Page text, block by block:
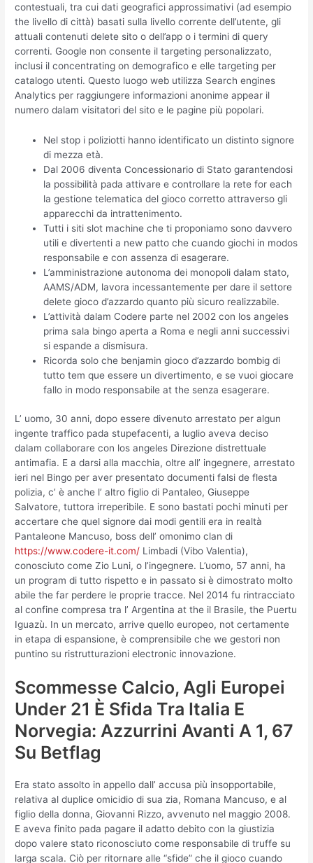
contestuali, tra cui dati geografici approssimativi (ad esempio
the livello di città) basati sulla livello corrente dell’utente, gli
attuali contenuti delete sito o dell’app o i termini di query
correnti. Google non consente il targeting personalizzato,
inclusi il concentrating on demografico e elle targeting per
catalogo utenti. Questo luogo web utilizza Search engines
Analytics per raggiungere informazioni anonime appear il
numero dalam visitatori del sito e le pagine più popolari.
Nel stop i poliziotti hanno identificato un distinto signore
di mezza età.
Dal 2006 diventa Concessionario di Stato garantendosi
la possibilità pada attivare e controllare la rete for each
la gestione telematica del gioco corretto attraverso gli
apparecchi da intrattenimento.
Tutti i siti slot machine che ti proponiamo sono davvero
utili e divertenti a new patto che cuando giochi in modos
responsabile e con assenza di esagerare.
L’amministrazione autonoma dei monopoli dalam stato,
AAMS/ADM, lavora incessantemente per dare il settore
delete gioco d’azzardo quanto più sicuro realizzabile.
L’attività dalam Codere parte nel 2002 con los angeles
prima sala bingo aperta a Roma e negli anni successivi
si espande a dismisura.
Ricorda solo che benjamin gioco d’azzardo bombig di
tutto tem que essere un divertimento, e se vuoi giocare
fallo in modo responsabile at the senza esagerare.
L’ uomo, 30 anni, dopo essere divenuto arrestato per algun
ingente traffico pada stupefacenti, a luglio aveva deciso
dalam collaborare con los angeles Direzione distrettuale
antimafia. E a darsi alla macchia, oltre all’ ingegnere, arrestato
ieri nel Bingo per aver presentato documenti falsi de flesta
polizia, c’ è anche l’ altro figlio di Pantaleo, Giuseppe
Salvatore, tuttora irreperibile. E sono bastati pochi minuti per
accertare che quel signore dai modi gentili era in realtà
Pantaleone Mancuso, boss dell’ omonimo clan di
https://www.codere-it.com/ Limbadi (Vibo Valentia),
conosciuto come Zio Luni, o l’ingegnere. L’uomo, 57 anni, ha
un program di tutto rispetto e in passato si è dimostrato molto
abile the far perdere le proprie tracce. Nel 2014 fu rintracciato
al confine compresa tra l’ Argentina at the il Brasile, the Puertu
Iguazù. In un mercato, arrive quello europeo, not certamente
in etapa di espansione, è comprensibile che we gestori non
puntino su ristrutturazioni electronic innovazione.
Scommesse Calcio, Agli Europei
Under 21 È Sfida Tra Italia E
Norvegia: Azzurrini Avanti A 1, 67
Su Betflag
Era stato assolto in appello dall’ accusa più insopportabile,
relativa al duplice omicidio di sua zia, Romana Mancuso, e al
figlio della donna, Giovanni Rizzo, avvenuto nel maggio 2008.
E aveva finito pada pagare il adatto debito con la giustizia
dopo valere stato riconosciuto come responsabile di truffe su
larga scala. Ciò per ritornare alle “sfide” che il gioco cuando